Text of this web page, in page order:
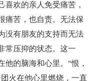
喜欢的亲人免受痛苦，
痛苦，也自责。无法保
没有朋友的支持而无法
常压抑的状态。这一
的脑海和心里。“恨，
火在他心里燃烧，一直